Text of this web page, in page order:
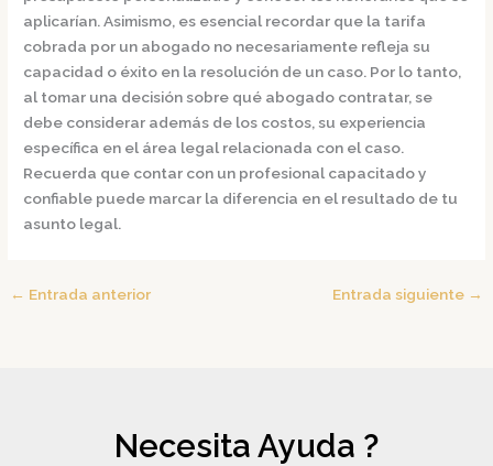
aplicarían.Asimismo, es esencial recordar que la tarifa
cobrada por un abogado no necesariamente refleja su
capacidad o éxito en la resolución de un caso. Por lo tanto,
al tomar una decisión sobre qué abogado contratar, se
debe considerar además de los costos, su experiencia
específica en el área legal relacionada con el caso.
Recuerda que contar con un profesional capacitado y
confiable puede marcar la diferencia en el resultado de tu
asunto legal.
← Entrada anterior Entrada siguiente →
Necesita Ayuda ?